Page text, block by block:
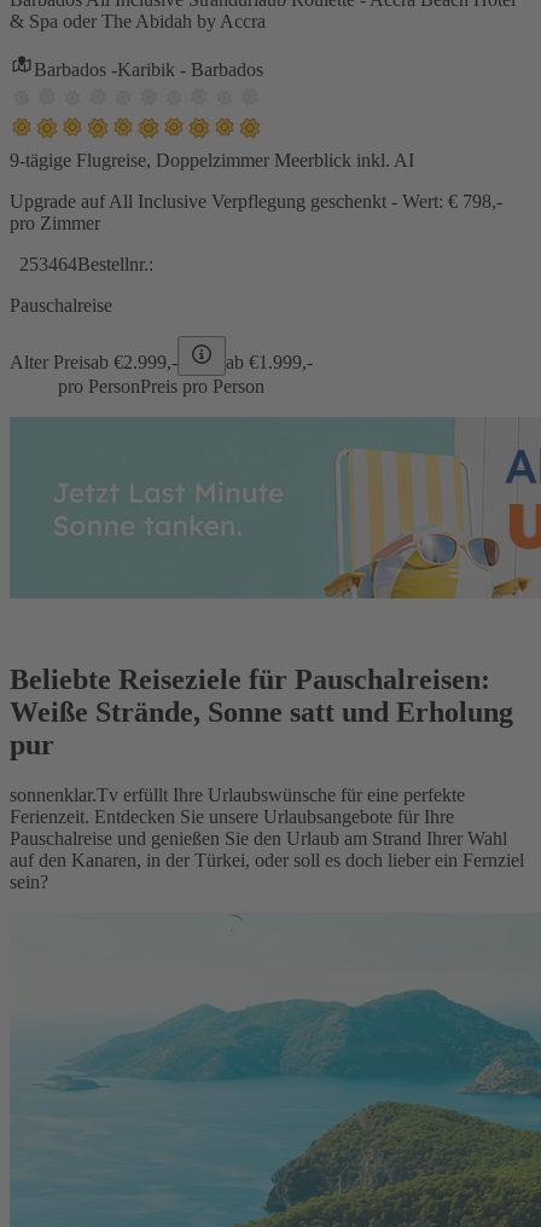
& Spa oder The Abidah by Accra
Barbados -Karibik - Barbados
9-tägige Flugreise, Doppelzimmer Meerblick inkl. AI
Upgrade auf All Inclusive Verpflegung geschenkt - Wert: € 798,-
pro Zimmer
253464Bestellnr.:
Pauschalreise
Alter Preisab €2.999,- ab €1.999,-
pro PersonPreis pro Person
Beliebte Reiseziele für Pauschalreisen:
Weiße Strände, Sonne satt und Erholung
pur
sonnenklar.Tv erfüllt Ihre Urlaubswünsche für eine perfekte
Ferienzeit. Entdecken Sie unsere Urlaubsangebote für Ihre
Pauschalreise und genießen Sie den Urlaub am Strand Ihrer Wahl
auf den Kanaren, in der Türkei, oder soll es doch lieber ein Fernziel
sein?